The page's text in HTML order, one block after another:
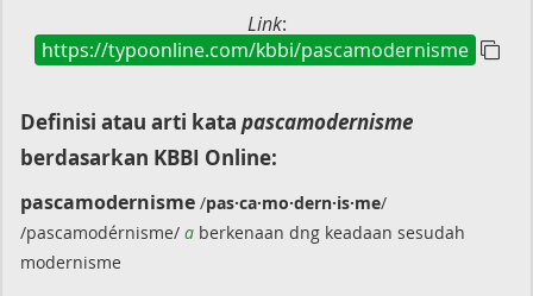
Link:
https://typoonline.com/kbbi/pascamodernisme
Definisi atau arti kata pascamodernisme
berdasarkan KBBI Online:
pascamodernisme /pas·ca·mo·dern·is·me/
/pascamodérnisme/ a berkenaan dng keadaan sesudah
modernisme